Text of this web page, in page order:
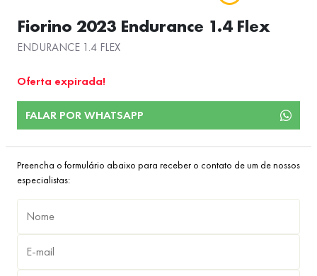
Fiorino 2023 Endurance 1.4 Flex
ENDURANCE 1.4 FLEX
Oferta expirada!
FALAR POR WHATSAPP
Preencha o formulário abaixo para receber o contato de um de nossos
especialistas: